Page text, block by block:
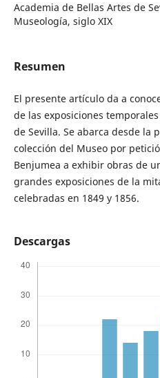
Academia de Bellas Artes de
Museología, siglo XIX
Resumen
El presente artículo da a
de las exposiciones
de Sevilla. Se abarca desde la
colección del Museo por
Benjumea a exhibir obras de
grandes exposiciones de la
celebradas en 1849 y 1856.
Descargas